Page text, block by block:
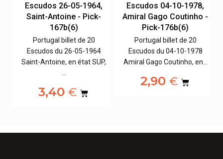
Escudos 26-05-1964,
Saint-Antoine - Pick-
167b(6)
Portugal billet de 20
Escudos du 26-05-1964
Saint-Antoine, en état SUP,
3,40 €
Escudos 04-10-1978,
Amiral Gago Coutinho -
Pick-176b(6)
Portugal billet de 20
Escudos du 04-10-1978
Amiral Gago Coutinho, en…
2,90 €